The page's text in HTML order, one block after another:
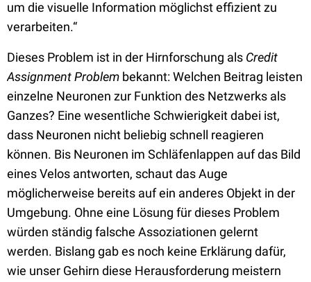
um die visuelle Information möglichst effizient zu
verarbeiten.“
Dieses Problem ist in der Hirnforschung als Credit
Assignment Problem bekannt: Welchen Beitrag leisten
einzelne Neuronen zur Funktion des Netzwerks als
Ganzes? Eine wesentliche Schwierigkeit dabei ist,
dass Neuronen nicht beliebig schnell reagieren
können. Bis Neuronen im Schläfenlappen auf das Bild
eines Velos antworten, schaut das Auge
möglicherweise bereits auf ein anderes Objekt in der
Umgebung. Ohne eine Lösung für dieses Problem
würden ständig falsche Assoziationen gelernt
werden. Bislang gab es noch keine Erklärung dafür,
wie unser Gehirn diese Herausforderung meistern